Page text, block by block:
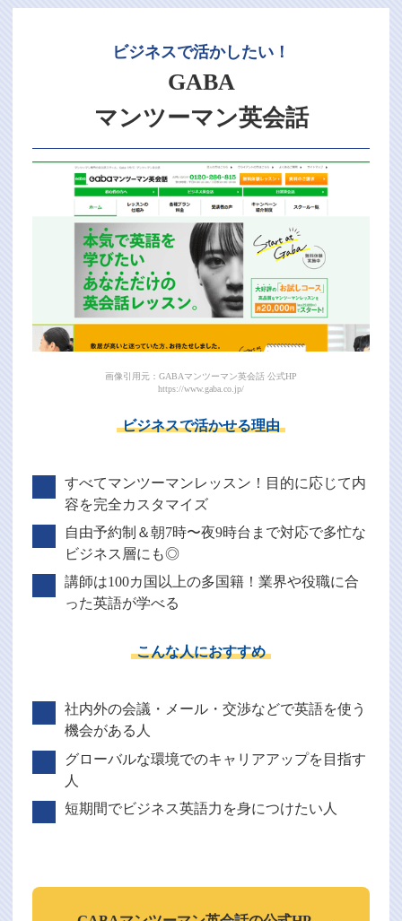
ビジネスで活かしたい！
GABA
マンツーマン英会話
画像引用元：GABAマンツーマン英会話 公式HP
https://www.gaba.co.jp/
ビジネスで活かせる理由
すべてマンツーマンレッスン！目的に応じて内
容を完全カスタマイズ
自由予約制＆朝7時〜夜9時台まで対応で多忙な
ビジネス層にも◎
講師は100カ国以上の多国籍！業界や役職に合
った英語が学べる
こんな人におすすめ
社内外の会議・メール・交渉などで英語を使う
機会がある人
グローバルな環境でのキャリアアップを目指す
人
短期間でビジネス英語力を身につけたい人